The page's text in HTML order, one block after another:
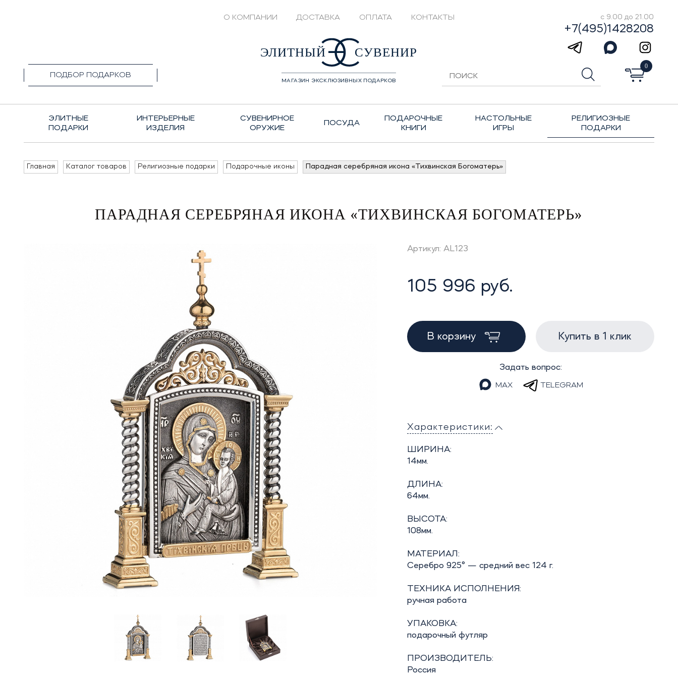
О КОМПАНИИ ДОСТАВКА ОПЛАТА КОНТАКТЫ с 9.00 до 21.00
+7(495)1428208
ПОДБОР ПОДАРКОВ
+7(495)1428208ЭЛИТНЫЙ СУВЕНИР
МАГАЗИН ЭКСКЛЮЗИВНЫХ ПОДАРКОВ
0
ЭЛИТНЫЕ
ПОДАРКИ
ИНТЕРЬЕРНЫЕ
ИЗДЕЛИЯ
СУВЕНИРНОЕ
ОРУЖИЕ
ПОСУДА
ПОДАРОЧНЫЕ
КНИГИ
НАСТОЛЬНЫЕ
ИГРЫ
РЕЛИГИОЗНЫЕ
ПОДАРКИ
Главная Каталог товаров Религиозные подарки Подарочные иконы Парадная серебряная икона «Тихвинская Богоматерь»
ПАРАДНАЯ СЕРЕБРЯНАЯ ИКОНА «ТИХВИНСКАЯ БОГОМАТЕРЬ»
Артикул: AL123
105 996 руб.
В корзину Купить в 1 клик
Задать вопрос:
MAX TELEGRAM
Характеристики:
ШИРИНА:
14мм.
ДЛИНА:
64мм.
ВЫСОТА:
108мм.
МАТЕРИАЛ:
Серебро 925° — средний вес 124 г.
ТЕХНИКА ИСПОЛНЕНИЯ:
ручная работа
УПАКОВКА:
подарочный футляр
ПРОИЗВОДИТЕЛЬ:
Россия